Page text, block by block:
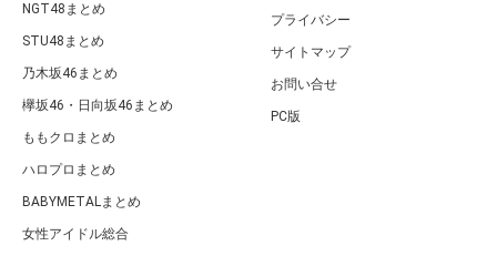
NGT48まとめ
STU48まとめ
乃木坂46まとめ
欅坂46・日向坂46まとめ
ももクロまとめ
ハロプロまとめ
BABYMETALまとめ
女性アイドル総合
プライバシー
サイトマップ
お問い合せ
PC版